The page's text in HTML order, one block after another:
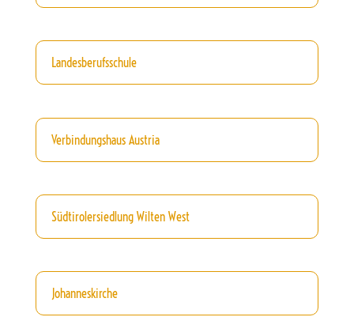
Landesberufsschule
Verbindungshaus Austria
Südtirolersiedlung Wilten West
Johanneskirche